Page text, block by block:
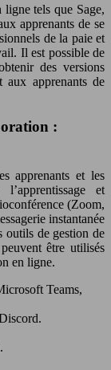
ligne tels que Sage,
apprenants de se
de la paie et
Il est possible de
des versions
aux apprenants de
:
apprenants et les
et
(Zoom,
instantanée
outils de gestion de
être utilisés
en ligne.
Teams,